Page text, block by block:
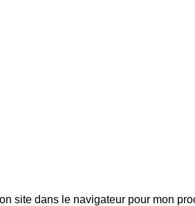
site dans le navigateur pour mon